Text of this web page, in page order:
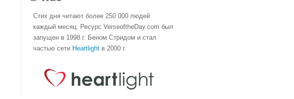
Стих дня читают более 250 000 людей
каждый месяц. Ресурс VerseoftheDay.com был
запущен в 1998 г. Беном Стридом и стал
частью сети Heartlight в 2000 г.